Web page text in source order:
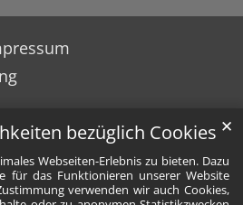
bezüglich Cookies
Webseiten-Erlebnis zu bieten. Dazu
für das Funktionieren unserer Website
verwenden wir auch Cookies,
✕